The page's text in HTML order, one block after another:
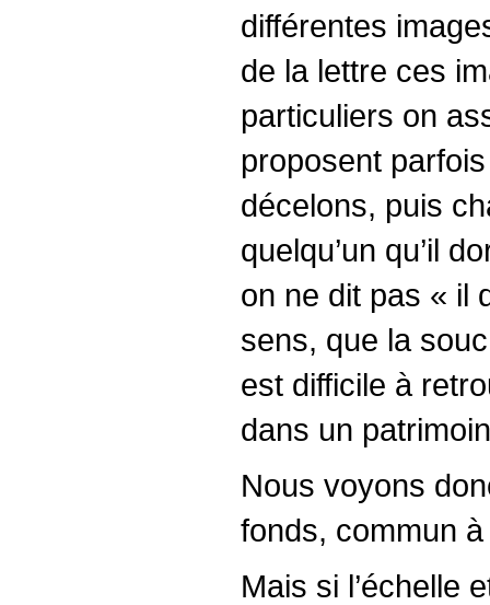
différentes
de la lettre ces
particuliers on
proposent
décelons, puis
quelqu’un qu’il
on ne dit pas « il
sens, que la
est difficile à
dans un
Nous voyons
fonds, commun
Mais si l’échelle